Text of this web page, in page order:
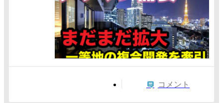
コメント